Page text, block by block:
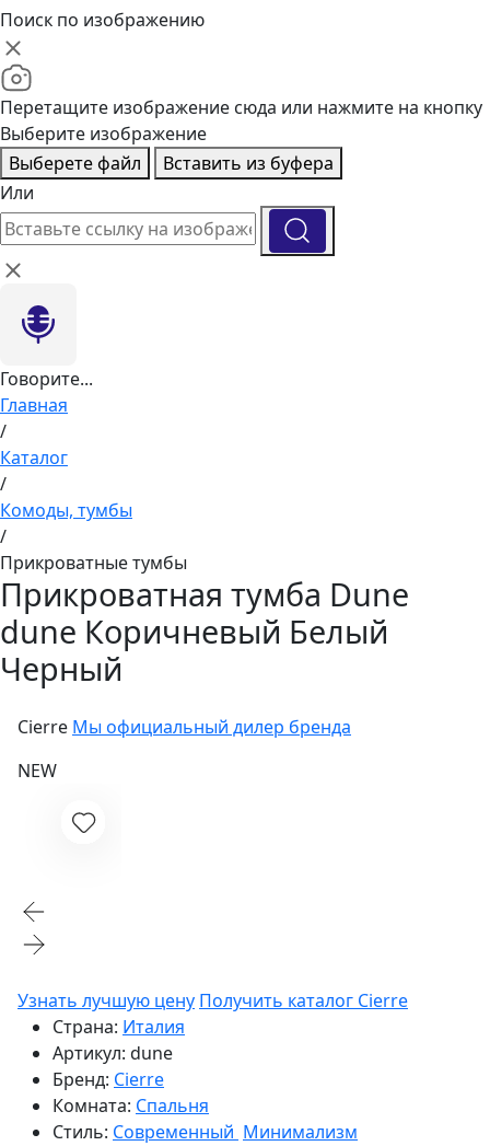
Поиск по изображению
Перетащите изображение сюда или нажмите на кнопку
Выберите изображение
Выберете файл
Вставить из буфера
Или
Говорите...
Главная
/
Каталог
/
Комоды, тумбы
/
Прикроватные тумбы
Прикроватная тумба Dune
dune Коричневый Белый
Черный
Cierre Мы официальный дилер бренда
NEW
Узнать лучшую цену Получить каталог Cierre
Страна: Италия
Артикул: dune
Бренд: Cierre
Комната: Спальня
Стиль: Современный Минимализм